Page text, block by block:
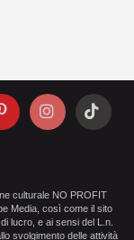
culturale NO PROFIT
Media, così come il sito
lucro, e ai sensi del L.n.
svolgimento delle attività